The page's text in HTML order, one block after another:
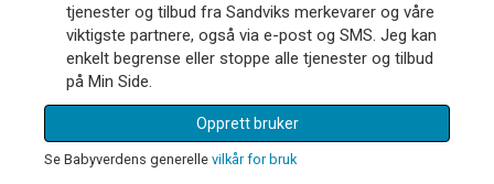
tjenester og tilbud fra Sandviks merkevarer og våre
viktigste partnere, også via e-post og SMS. Jeg kan
enkelt begrense eller stoppe alle tjenester og tilbud
på Min Side.
Opprett bruker
Se Babyverdens generelle vilkår for bruk